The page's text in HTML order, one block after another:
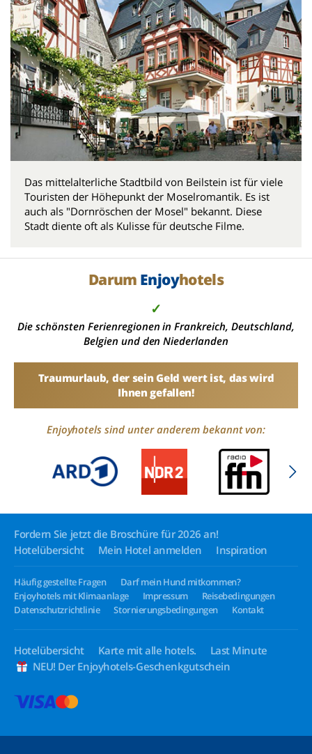
Das mittelalterliche Stadtbild von Beilstein ist für viele
Touristen der Höhepunkt der Moselromantik. Es ist
auch als "Dornröschen der Mosel" bekannt. Diese
Stadt diente oft als Kulisse für deutsche Filme.
Darum Enjoyhotels
✓
Die schönsten Ferienregionen in Frankreich, Deutschland,
Belgien und den Niederlanden
Traumurlaub, der sein Geld wert ist, das wird
Ihnen gefallen!
Enjoyhotels sind unter anderem bekannt von:
Fordern Sie jetzt die Broschüre für 2026 an!
Hotelübersicht
Mein Hotel anmelden Inspiration
Häufig gestellte Fragen
Darf mein Hund mitkommen?
Enjoyhotels mit Klimaanlage
Impressum
Reisebedingungen
Datenschutzrichtlinie
Stornierungsbedingungen Kontakt
Hotelübersicht Karte mit alle hotels.
Last Minute
NEU! Der Enjoyhotels-Geschenkgutschein